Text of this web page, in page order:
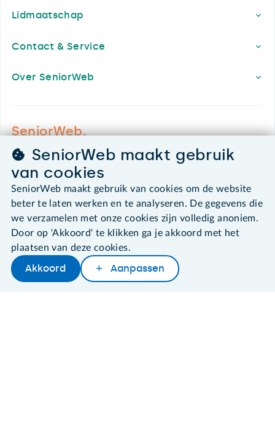
Lidmaatschap
Contact & Service
Over SeniorWeb
SeniorWeb.
De computerhulp voor u.
030 - 276 99 65
leden@seniorweb.nl
©2026 SeniorWeb
Algemene voorwaarden
SeniorWeb maakt gebruik
van cookies
SeniorWeb maakt gebruik van cookies om de website
beter te laten werken en te analyseren. De gegevens die
we verzamelen met onze cookies zijn volledig anoniem.
Door op 'Akkoord' te klikken ga je akkoord met het
plaatsen van deze cookies.
Akkoord Aanpassen